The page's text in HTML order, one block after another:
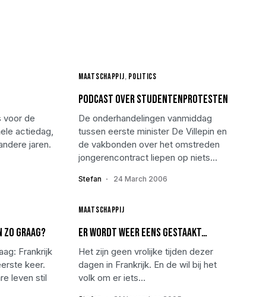
voor de
actiedag,
jaren.
Maatschappij Politics
Podcast over studentenprotesten
De onderhandelingen vanmiddag
tussen eerste minister De Villepin en
de vakbonden over het omstreden
jongerencontract liepen op niets…
Stefan 24 March 2006
zo graag?
Frankrijk
keer.
leven stil
Maatschappij
Er wordt weer eens gestaakt…
Het zijn geen vrolijke tijden dezer
dagen in Frankrijk. En de wil bij het
volk om er iets…